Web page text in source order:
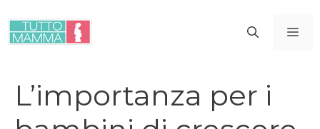
contenuto
L’importanza per i